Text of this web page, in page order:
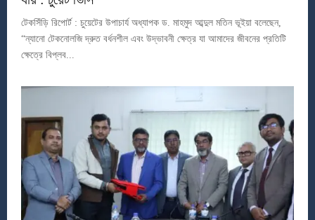
টেকসিঁড়ি রিপোর্ট : চুয়েটের উপাচার্য অধ্যাপক ড. মাহমুদ আব্দুল মতিন ভূইয়া বলেছেন,
“ন্যানো টেকনোলজি দ্রুত বর্ধনশীল এবং উদ্ভাবনী ক্ষেত্র যা আমাদের জীবনের প্রতিটি
ক্ষেত্রে বিপ্লব...